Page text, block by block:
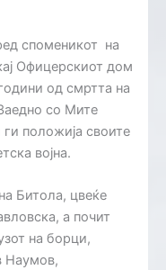
споменикот на
Офицерскиот дом
од смртта на
со Мите
положија своите
војна.
Битола, цвеќе
а почит
на борци,
Наумов,